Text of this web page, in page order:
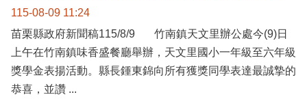
115-08-09 11:24
苗栗縣政府新聞稿115/8/9 竹南鎮天文里辦公處今(9)日
上午在竹南鎮味香盛餐廳舉辦，天文里國小一年級至六年級
獎學金表揚活動。縣長鍾東錦向所有獲獎同學表達最誠摯的
恭喜，並讚 ...